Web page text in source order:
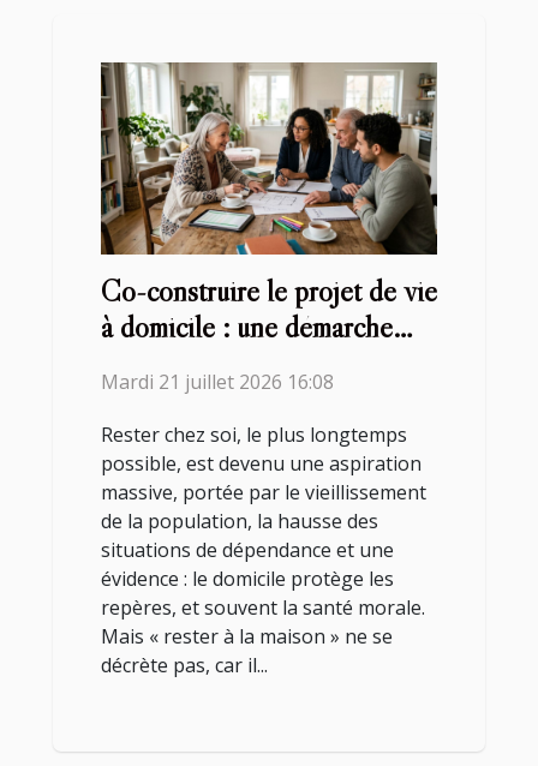
Co-construire le projet de vie
à domicile : une démarche
Mardi 21 juillet 2026 16:08
Rester chez soi, le plus longtemps
possible, est devenu une aspiration
massive, portée par le vieillissement
de la population, la hausse des
situations de dépendance et une
évidence : le domicile protège les
repères, et souvent la santé morale.
Mais « rester à la maison » ne se
décrète pas, car il...